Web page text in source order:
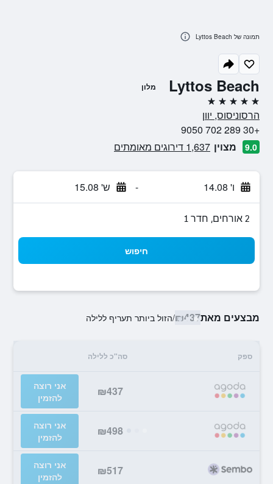
Lyttos Beach מלון
5 כוכבים
הרסוניסוס, יוון
+30 289 702 9050
9.0 מצוין 1,637 דירוגים מאומתים
ו' 14.08 - ש' 15.08
2 אורחים, חדר 1
חיפוש
מבצעים מאת₪437
/הזול ביותר תעריף ללילה
ספק סה"כ ללילה
₪437
אני רוצה
להזמין
₪498
אני רוצה
להזמין
₪517
אני רוצה
להזמין
תמונה של Lyttos Beach